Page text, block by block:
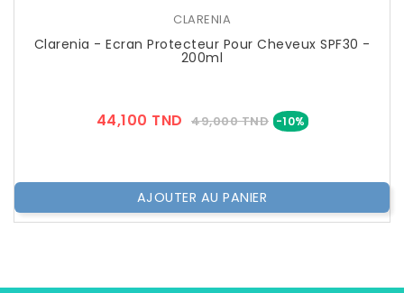
CLARENIA
Clarenia - Ecran Protecteur Pour Cheveux SPF30 -
200ml
44,100 TND Prix
49,000 TND -10% Prix
AJOUTER AU PANIER